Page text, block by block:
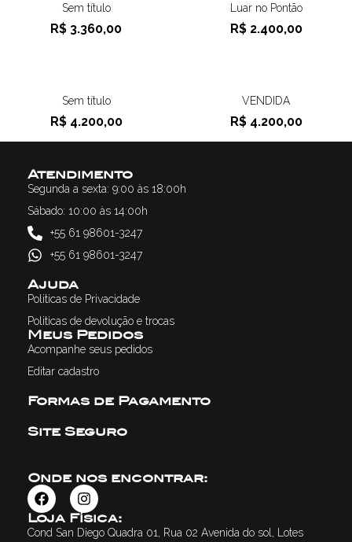
Sem título
R$ 3.360,00
Luar no Pontão
R$2.400,00
Sem título
R$4.200,00
VENDIDA
R$4.200,00
Atendimento
Segunda a sexta: 9:00 às 18:00h
Sábado: 10:00 às 14:00h
+55 61 98601-3247
+55 61 98601-3247
Ajuda
Politicas de Privacidade
Politicas de devolução e trocas
Meus Pedidos
Acompanhe seus pedidos
Editar cadastro
Formas de Pagamento
Site Seguro
Onde nos encontrar:
Loja Física:
Cond San Diego Quadra 01, Rua 02 Avenida do sol, Lotes